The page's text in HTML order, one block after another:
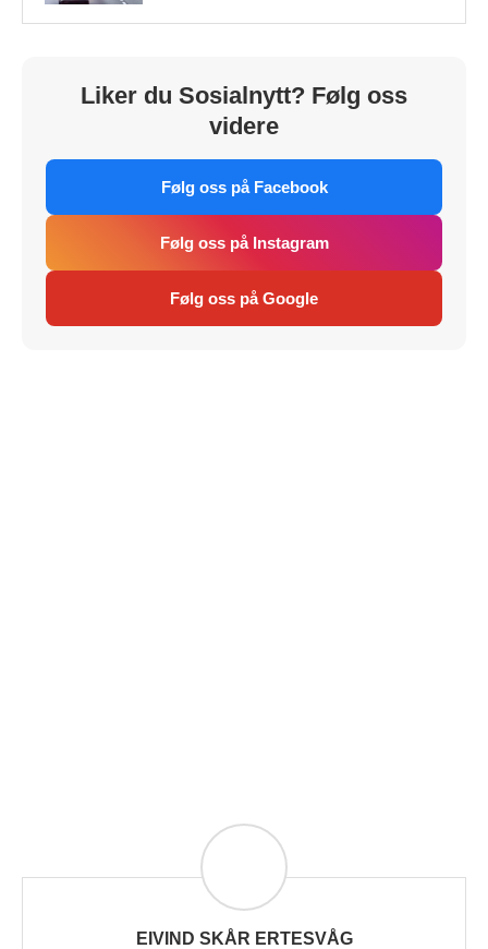
Liker du Sosialnytt? Følg oss
videre
Følg oss på Facebook
Følg oss på Instagram
Følg oss på Google
EIVIND SKÅR ERTESVÅG